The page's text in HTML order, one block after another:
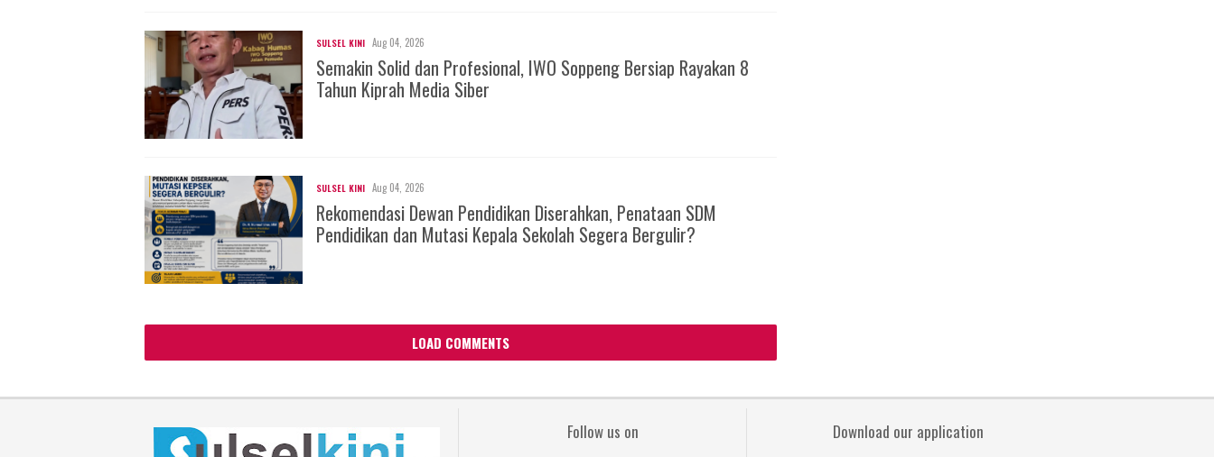
SULSEL KINI Aug 04, 2026
Semakin Solid dan Profesional, IWO Soppeng Bersiap Rayakan 8
Tahun Kiprah Media Siber
SULSEL KINI Aug 04, 2026
Rekomendasi Dewan Pendidikan Diserahkan, Penataan SDM
Pendidikan dan Mutasi Kepala Sekolah Segera Bergulir?
LOAD COMMENTS
Follow us on Download our application